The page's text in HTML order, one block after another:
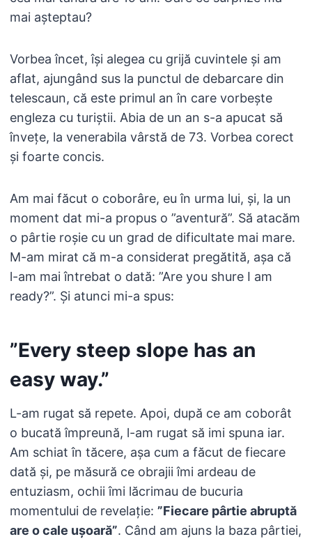
mai așteptau?
Vorbea încet, își alegea cu grijă cuvintele și am
aflat, ajungând sus la punctul de debarcare din
telescaun, că este primul an în care vorbește
engleza cu turiștii. Abia de un an s-a apucat să
învețe, la venerabila vârstă de 73. Vorbea corect
și foarte concis.
Am mai făcut o coborâre, eu în urma lui, și, la un
moment dat mi-a propus o ”aventură”. Să atacăm
o pârtie roșie cu un grad de dificultate mai mare.
M-am mirat că m-a considerat pregătită, așa că
l-am mai întrebat o dată: ”Are you shure I am
ready?”. Și atunci mi-a spus:
”Every steep slope has an
easy way.”
L-am rugat să repete. Apoi, după ce am coborât
o bucată împreună, l-am rugat să imi spuna iar.
Am schiat în tăcere, așa cum a făcut de fiecare
dată și, pe măsură ce obrajii îmi ardeau de
entuziasm, ochii îmi lăcrimau de bucuria
momentului de revelație: ”Fiecare pârtie abruptă
are o cale ușoară”. Când am ajuns la baza pârtiei,